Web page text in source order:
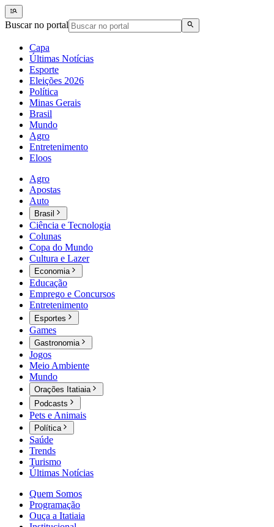
Buscar no portal
Capa
Últimas Notícias
Esporte
Eleições 2026
Política
Minas Gerais
Brasil
Mundo
Agro
Entretenimento
Eloos
Agro
Apostas
Auto
Brasil
Ciência e Tecnologia
Colunas
Copa do Mundo
Cultura e Lazer
Economia
Educação
Emprego e Concursos
Entretenimento
Esportes
Games
Gastronomia
Jogos
Meio Ambiente
Mundo
Orações Itatiaia
Podcasts
Pets e Animais
Política
Saúde
Trends
Turismo
Últimas Notícias
Quem Somos
Programação
Ouça a Itatiaia